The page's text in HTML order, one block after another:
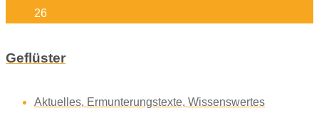
26
Geflüster
Aktuelles, Ermunterungstexte, Wissenswertes